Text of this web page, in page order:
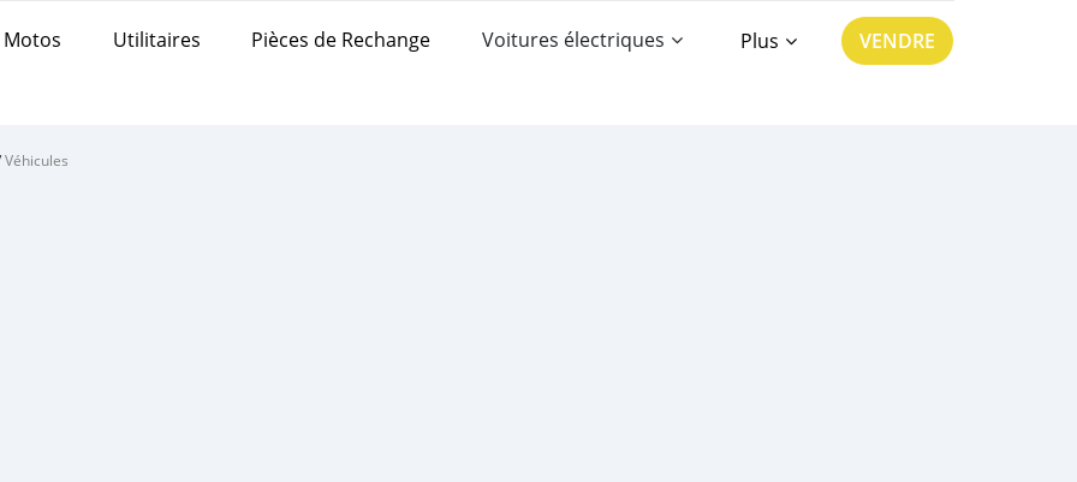
Motos Utilitaires Pièces de Rechange Voitures électriques Plus VENDRE
Véhicules